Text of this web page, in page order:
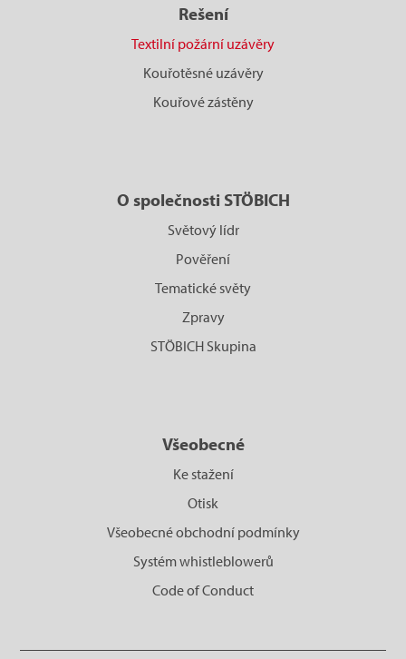
Rešení
Textilní požární uzávěry
Kouřotěsné uzávěry
Kouřové zástěny
O společnosti STÖBICH
Světový lídr
Pověření
Tematické světy
Zpravy
STÖBICH Skupina
Všeobecné
Ke stažení
Otisk
Všeobecné obchodní podmínky
Systém whistleblowerů
Code of Conduct